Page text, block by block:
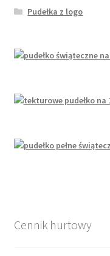
Pudełka z logo
Cennik hurtowy